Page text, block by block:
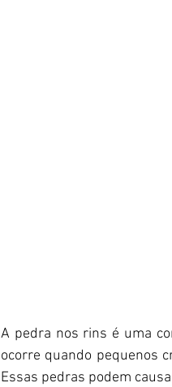
A pedra nos rins é uma
ocorre quando pequenos
Essas pedras podem